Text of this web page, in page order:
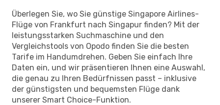
Überlegen Sie, wo Sie günstige Singapore Airlines-
Flüge von Frankfurt nach Singapur finden? Mit der
leistungsstarken Suchmaschine und den
Vergleichstools von Opodo finden Sie die besten
Tarife im Handumdrehen. Geben Sie einfach Ihre
Daten ein, und wir präsentieren Ihnen eine Auswahl,
die genau zu Ihren Bedürfnissen passt – inklusive
der günstigsten und bequemsten Flüge dank
unserer Smart Choice-Funktion.